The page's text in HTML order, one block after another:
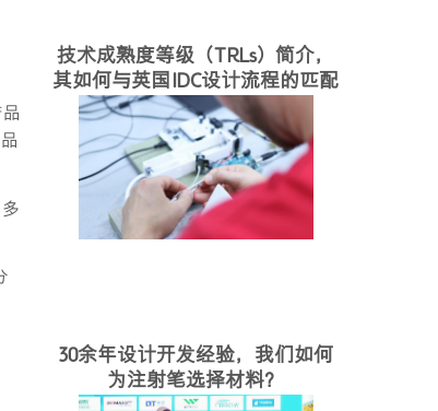
技术成熟度等级（TRLs）简介，
其如何与英国IDC设计流程的匹配
30余年设计开发经验，我们如何
为注射笔选择材料？